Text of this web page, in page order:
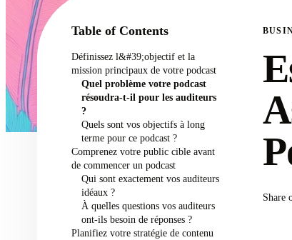
Table of Contents
Définissez l&#39;objectif et la
mission principaux de votre podcast
Quel problème votre podcast
résoudra-t-il pour les auditeurs
?
Quels sont vos objectifs à long
terme pour ce podcast ?
Comprenez votre public cible avant
de commencer un podcast
Qui sont exactement vos auditeurs
idéaux ?
À quelles questions vos auditeurs
ont-ils besoin de réponses ?
Planifiez votre stratégie de contenu
Share